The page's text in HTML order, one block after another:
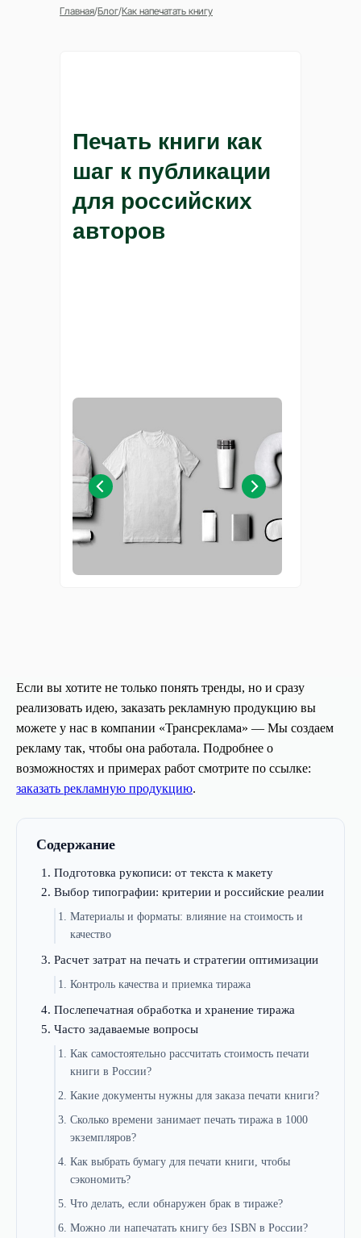
Главная/Блог/Как напечатать книгу
Печать книги как
шаг к публикации
для российских
авторов
Если вы хотите не только понять тренды, но и сразу
реализовать идею, заказать рекламную продукцию вы
можете у нас в компании «Трансреклама» — Мы создаем
рекламу так, чтобы она работала. Подробнее о
возможностях и примерах работ смотрите по ссылке:
заказать рекламную продукцию.
Содержание
Подготовка рукописи: от текста к макету
Выбор типографии: критерии и российские реалии
Материалы и форматы: влияние на стоимость и
качество
Расчет затрат на печать и стратегии оптимизации
Контроль качества и приемка тиража
Послепечатная обработка и хранение тиража
Часто задаваемые вопросы
Как самостоятельно рассчитать стоимость печати
книги в России?
Какие документы нужны для заказа печати книги?
Сколько времени занимает печать тиража в 1000
экземпляров?
Как выбрать бумагу для печати книги, чтобы
сэкономить?
Что делать, если обнаружен брак в тираже?
Можно ли напечатать книгу без ISBN в России?